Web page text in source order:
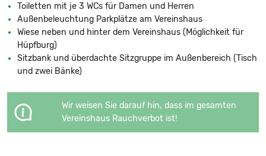
Toiletten mit je 3 WCs für Damen und Herren
Außenbeleuchtung Parkplätze am Vereinshaus
Wiese neben und hinter dem Vereinshaus (Möglichkeit für
Hüpfburg)
Sitzbank und überdachte Sitzgruppe im Außenbereich (Tisch
und zwei Bänke)
Wir weisen Sie darauf hin, dass im gesamten
Vereinshaus Rauchverbot ist!